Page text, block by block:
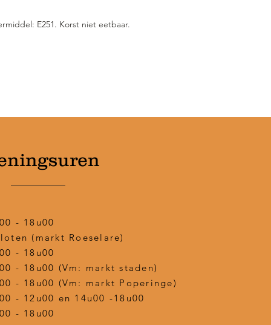
E251. Korst niet eetbaar.
- 18u00
(markt Roeselare)
- 18u00
- 18u00 (Vm: markt staden)
- 18u00 (Vm: markt Poperinge)
- 12u00 en 14u00 -18u00
- 18u00